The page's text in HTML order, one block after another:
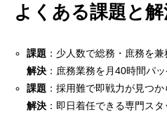
よくある課題と
課題 ：少人数で総務・庶務を
解決 ：庶務業務を月40時間パ
課題 ：採用難で即戦力が見つ
解決 ：即日着任できる専門ス
目